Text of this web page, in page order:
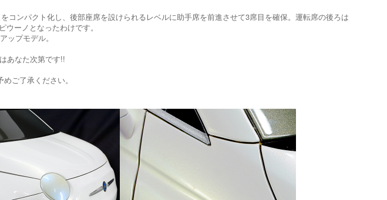
コンパクト化し、後部座席を設けられるレベルに助手席を前進させて3席目を確保。運転席の後ろは
ーノとなったわけです。
ップモデル。
あなた次第です!!
ご了承ください。